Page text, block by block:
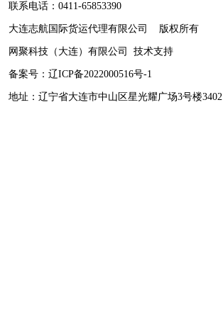
联系电话：0411-65853390
大连志航国际货运代理有限公司 版权所有
网聚科技（大连）有限公司 技术支持
备案号： 辽ICP备2022000516号-1
地址：辽宁省大连市中山区星光耀广场3号楼3402